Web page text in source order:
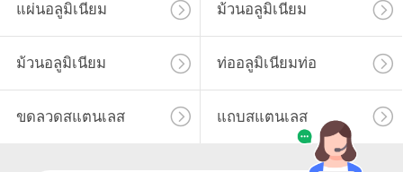
แผ่นอลูมิเนียม ม้วนอลูมิเนียม
ม้วนอลูมิเนียม ท่ออลูมิเนียมท่อ
ขดลวดสแตนเลส แถบสแตนเลส